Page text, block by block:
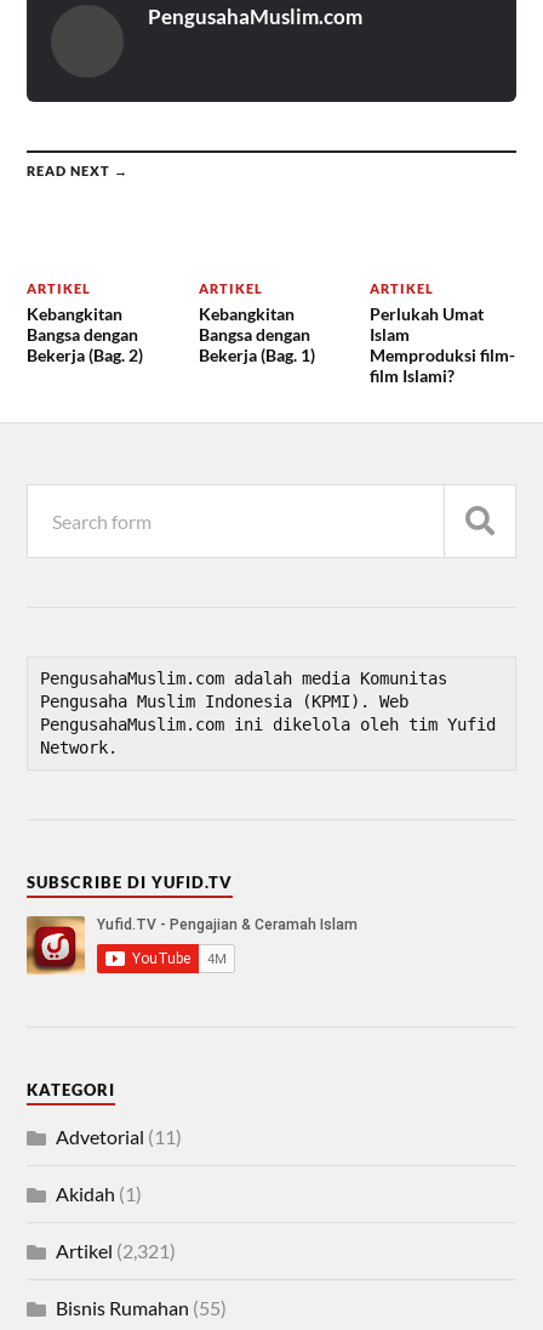
PengusahaMuslim.com
READ NEXT →
ARTIKEL
Kebangkitan
Bangsa dengan
Bekerja (Bag. 2)
ARTIKEL
Kebangkitan
Bangsa dengan
Bekerja (Bag. 1)
ARTIKEL
Perlukah Umat
Islam
Memproduksi film-
film Islami?
PengusahaMuslim.com adalah media Komunitas
Pengusaha Muslim Indonesia (KPMI). Web
PengusahaMuslim.com ini dikelola oleh tim Yufid
Network.
SUBSCRIBE DI YUFID.TV
KATEGORI
Advetorial (11)
Akidah (1)
Artikel (2,321)
Bisnis Rumahan (55)